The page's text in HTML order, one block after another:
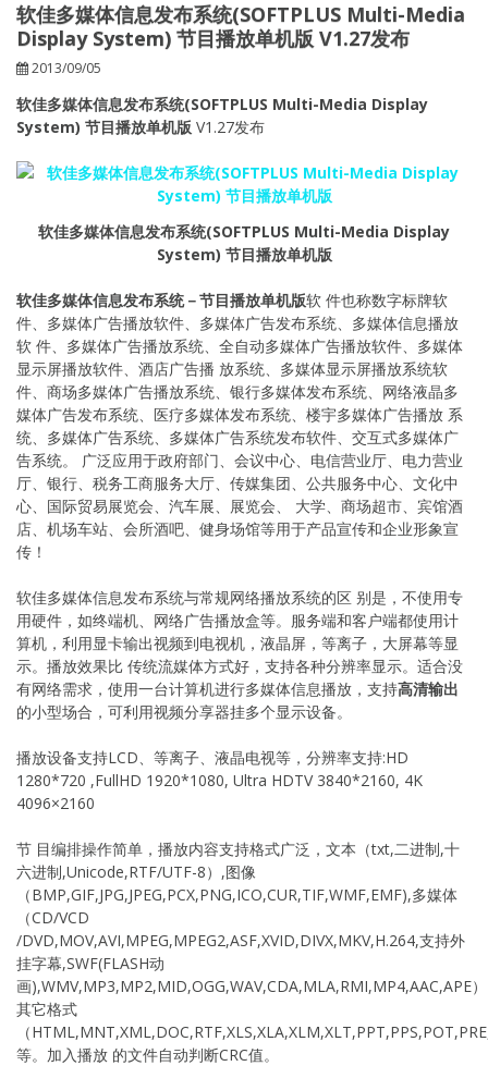
软佳多媒体信息发布系统(SOFTPLUS Multi-Media
Display System) 节目播放单机版 V1.27发布
2013/09/05
软佳多媒体信息发布系统(SOFTPLUS Multi-Media Display
System) 节目播放单机版 V1.27发布
软佳多媒体信息发布系统(SOFTPLUS Multi-Media Display
System) 节目播放单机版
软佳多媒体信息发布系统－节目播放单机版软 件也称数字标牌软
件、多媒体广告播放软件、多媒体广告发布系统、多媒体信息播放
软 件、多媒体广告播放系统、全自动多媒体广告播放软件、多媒体
显示屏播放软件、酒店广告播 放系统、多媒体显示屏播放系统软
件、商场多媒体广告播放系统、银行多媒体发布系统、网络液晶多
媒体广告发布系统、医疗多媒体发布系统、楼宇多媒体广告播放 系
统、多媒体广告系统、多媒体广告系统发布软件、交互式多媒体广
告系统。 广泛应用于政府部门、会议中心、电信营业厅、电力营业
厅、银行、税务工商服务大厅、传媒集团、公共服务中心、文化中
心、国际贸易展览会、汽车展、展览会、 大学、商场超市、宾馆酒
店、机场车站、会所酒吧、健身场馆等用于产品宣传和企业形象宣
传！
软佳多媒体信息发布系统与常规网络播放系统的区 别是，不使用专
用硬件，如终端机、网络广告播放盒等。服务端和客户端都使用计
算机，利用显卡输出视频到电视机，液晶屏，等离子，大屏幕等显
示。播放效果比 传统流媒体方式好，支持各种分辨率显示。适合没
有网络需求，使用一台计算机进行多媒体信息播放，支持高清输出
的小型场合，可利用视频分享器挂多个显示设备。
播放设备支持LCD、等离子、液晶电视等，分辨率支持:HD
1280*720 ,FullHD 1920*1080, Ultra HDTV 3840*2160, 4K
4096×2160
节 目编排操作简单，播放内容支持格式广泛，文本（txt,二进制,十
六进制,Unicode,RTF/UTF-8）,图像
（BMP,GIF,JPG,JPEG,PCX,PNG,ICO,CUR,TIF,WMF,EMF),多媒体
（CD/VCD
/DVD,MOV,AVI,MPEG,MPEG2,ASF,XVID,DIVX,MKV,H.264,支持外
挂字幕,SWF(FLASH动
画),WMV,MP3,MP2,MID,OGG,WAV,CDA,MLA,RMI,MP4,AAC,APE
其它格式
（
等。加入播放 的文件自动判断CRC值。